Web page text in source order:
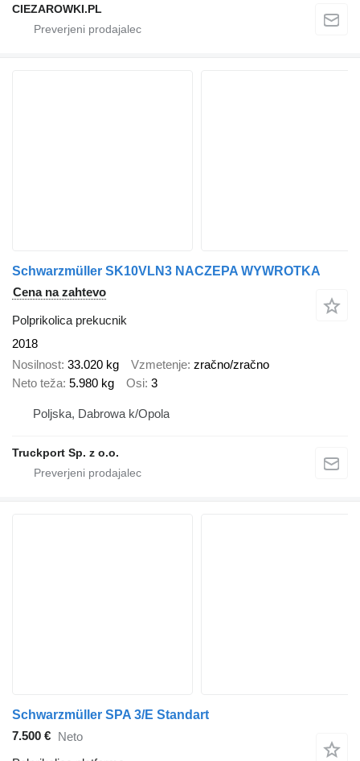
CIEZAROWKI.PL
Schwarzmüller SK10VLN3 NACZEPA WYWROTKA
Cena na zahtevo
Polprikolica prekucnik
2018
Nosilnost 33.020 kg Vzmetenje zračno/zračno
Neto teža 5.980 kg Osi 3
Poljska, Dabrowa k/Opola
Truckport Sp. z o.o.
Schwarzmüller SPA 3/E Standart
7.500 € Neto